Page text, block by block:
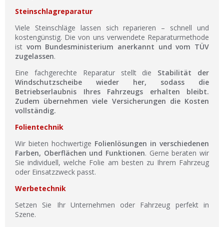
Steinschlagreparatur
Viele Steinschläge lassen sich reparieren – schnell und
kostengünstig. Die von uns verwendete Reparaturmethode
ist vom Bundesministerium anerkannt und vom TÜV
zugelassen.
Eine fachgerechte Reparatur stellt die Stabilität der
Windschutzscheibe wieder her, sodass die
Betriebserlaubnis Ihres Fahrzeugs erhalten bleibt.
Zudem übernehmen viele Versicherungen die Kosten
vollständig.
Folientechnik
Wir bieten hochwertige Folienlösungen in verschiedenen
Farben, Oberflächen und Funktionen. Gerne beraten wir
Sie individuell, welche Folie am besten zu Ihrem Fahrzeug
oder Einsatzzweck passt.
Werbetechnik
Setzen Sie Ihr Unternehmen oder Fahrzeug perfekt in
Szene.